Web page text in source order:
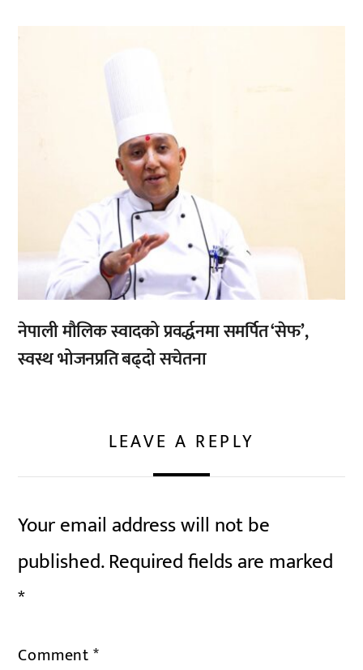
,
नेपाली मौलिक स्वादको प्रवर्द्धनमा समर्पित ‘सेफ’,
स्वस्थ भोजनप्रति बढ्दो सचेतना
LEAVE A REPLY
Your email address will not be
published.Required fields are marked
*
Comment*